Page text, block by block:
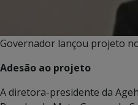
Governador lançou projeto
Adesão ao projeto
A diretora-presidente da